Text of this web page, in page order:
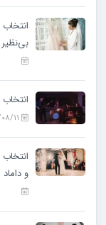
بی‌نظیر
و داماد